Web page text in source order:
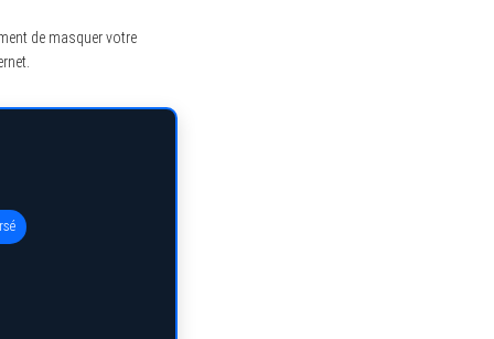
de masquer votre